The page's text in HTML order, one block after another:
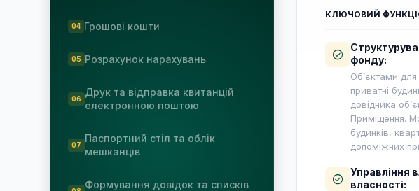
Грошові кошти
Розрахунок нарахувань
Друк та відправка квитанцій
електронною поштою
Паспортний стіл та облік
мешканців
Формування довідок та списків
КЛЮЧОВИЙ
check_circle
фонду:
Об’єктами для
приватні
довідника
Приміщення.
будинків,
допоміжних
check_circle
Управління
власності: